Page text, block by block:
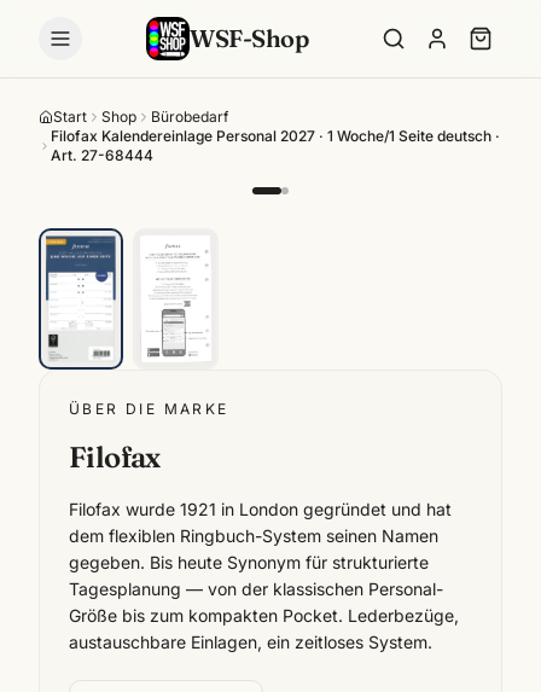
WSF-Shop
Start Shop
Bürobedarf
Filofax Kalendereinlage Personal 2027 · 1 Woche/1 Seite deutsch ·
Art. 27-68444
ÜBER DIE MARKE
Filofax
Filofax wurde 1921 in London gegründet und hat
dem flexiblen Ringbuch-System seinen Namen
gegeben. Bis heute Synonym für strukturierte
Tagesplanung — von der klassischen Personal-
Größe bis zum kompakten Pocket. Lederbezüge,
austauschbare Einlagen, ein zeitloses System.